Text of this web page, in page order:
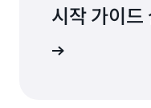
시작 가이드